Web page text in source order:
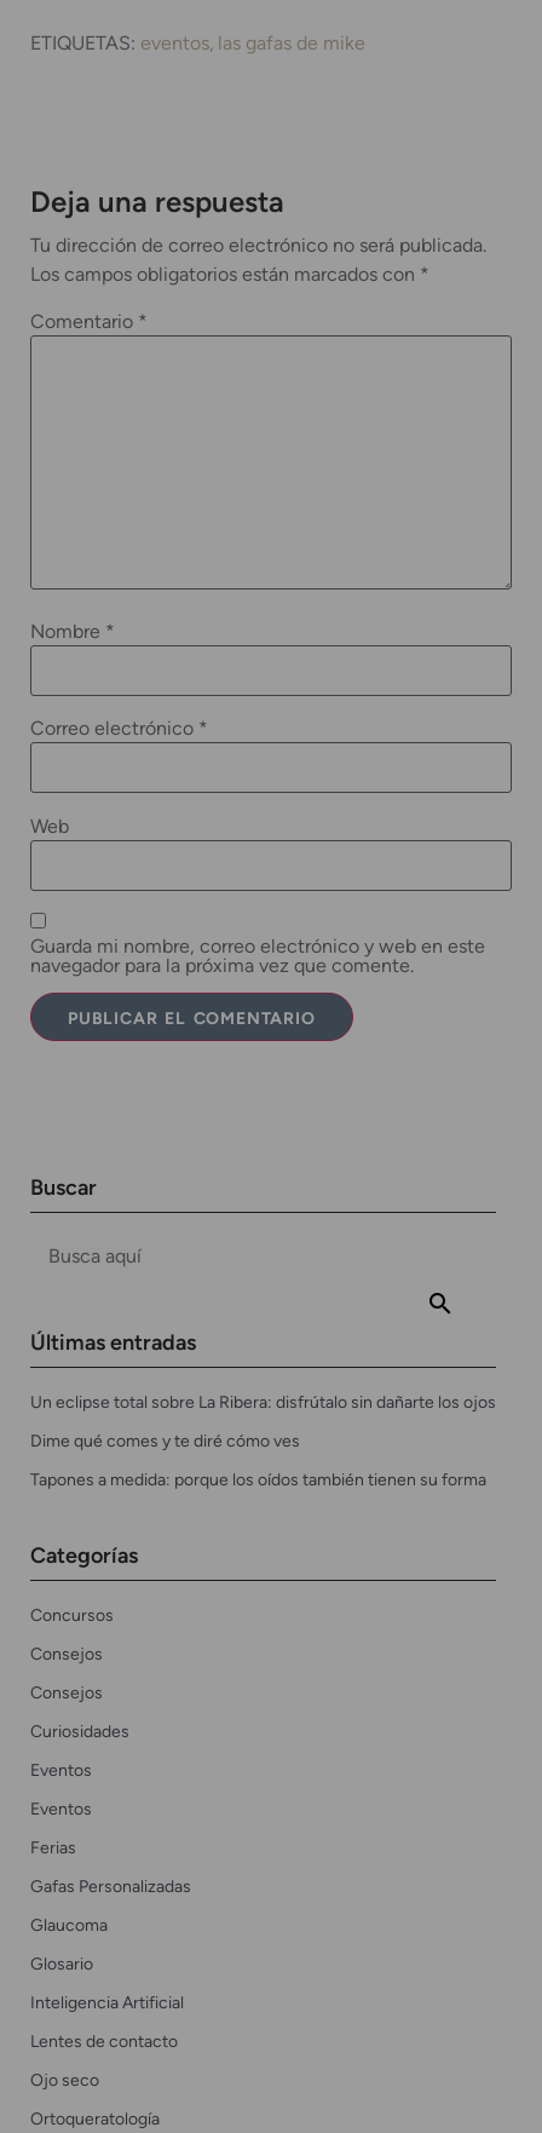
ETIQUETAS: eventos las gafas de mike
Deja una respuesta
Tu dirección de correo electrónico no será publicada.
Los campos obligatorios están marcados con *
Comentario *
Nombre *
Correo electrónico *
Web
Guarda mi nombre, correo electrónico y web en este
navegador para la próxima vez que comente.
Buscar
Últimas entradas
Un eclipse total sobre La Ribera: disfrútalo sin dañarte los ojos
Dime qué comes y te diré cómo ves
Tapones a medida: porque los oídos también tienen su forma
Categorías
Concursos
Consejos
Consejos
Curiosidades
Eventos
Eventos
Ferias
Gafas Personalizadas
Glaucoma
Glosario
Inteligencia Artificial
Lentes de contacto
Ojo seco
Ortoqueratología